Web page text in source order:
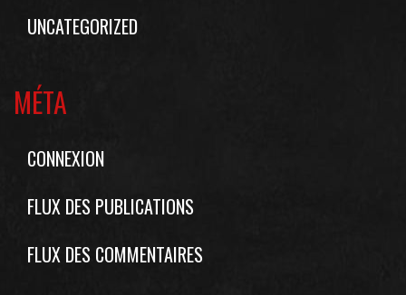
UNCATEGORIZED
MÉTA
CONNEXION
FLUX DES PUBLICATIONS
FLUX DES COMMENTAIRES